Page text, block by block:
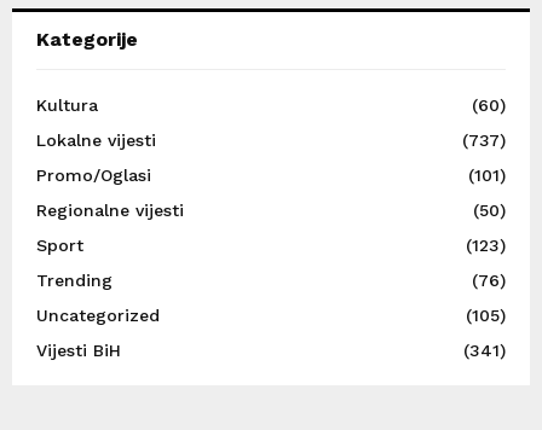
Kategorije
Kultura
(60)
Lokalne vijesti
(737)
Promo/Oglasi
(101)
Regionalne vijesti
(50)
Sport
(123)
Trending
(76)
Uncategorized
(105)
Vijesti BiH
(341)